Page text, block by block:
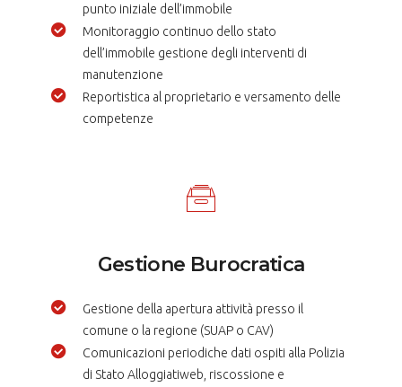
punto iniziale dell’immobile
Monitoraggio continuo dello stato
dell’immobile gestione degli interventi di
manutenzione
Reportistica al proprietario e versamento delle
competenze
Gestione Burocratica
Gestione della apertura attività presso il
comune o la regione (SUAP o CAV)
Comunicazioni periodiche dati ospiti alla Polizia
di Stato Alloggiatiweb, riscossione e